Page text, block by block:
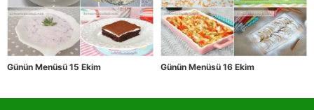
Günün Menüsü 15 Ekim Günün Menüsü 16 Ekim